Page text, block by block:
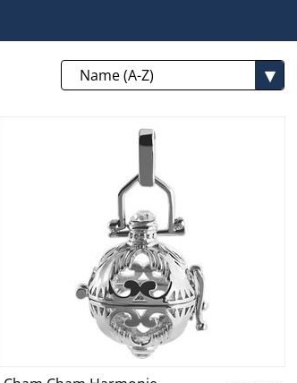
Name (A-Z)